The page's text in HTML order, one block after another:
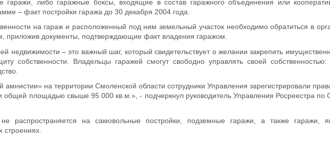
гаражи, либо гаражные боксы, входящие в состав гаражного объединения или
– факт постройки гаража до 30 декабря 2004 года.
на гараж и расположенный под ним земельный участок необходимо обратиться в
приложив документы, подтверждающие факт владения гаражом.
недвижимости – это важный шаг, который свидетельствует о желании закрепить
собственности. Владельцы гаражей смогут свободно управлять своей собственностью:
амнистии» на территории Смоленской области сотрудники Управления зарегистрировали
общей площадью свыше 95 000 кв.м.», - подчеркнул руководитель Управления Росреестра по
распространяется на самовольные постройки, подземные гаражи, а также гаражи,